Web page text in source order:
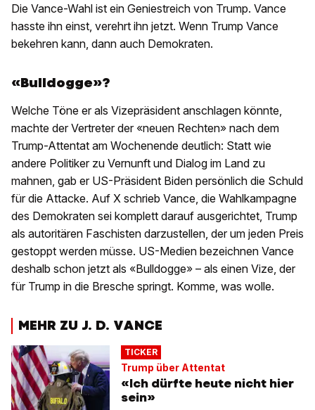
Die Vance-Wahl ist ein Geniestreich von Trump. Vance
hasste ihn einst, verehrt ihn jetzt. Wenn Trump Vance
bekehren kann, dann auch Demokraten.
«Bulldogge»?
Welche Töne er als Vizepräsident anschlagen könnte,
machte der Vertreter der «neuen Rechten» nach dem
Trump-Attentat am Wochenende deutlich: Statt wie
andere Politiker zu Vernunft und Dialog im Land zu
mahnen, gab er US-Präsident Biden persönlich die Schuld
für die Attacke. Auf X schrieb Vance, die Wahlkampagne
des Demokraten sei komplett darauf ausgerichtet, Trump
als autoritären Faschisten darzustellen, der um jeden Preis
gestoppt werden müsse. US-Medien bezeichnen Vance
deshalb schon jetzt als «Bulldogge» – als einen Vize, der
für Trump in die Bresche springt. Komme, was wolle.
MEHR ZU J. D. VANCE
TICKER
Trump über Attentat
«Ich dürfte heute nicht hier
sein»